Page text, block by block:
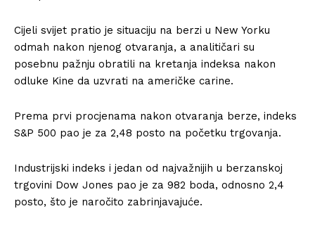
Cijeli svijet pratio je situaciju na berzi u New Yorku
odmah nakon njenog otvaranja, a analitičari su
posebnu pažnju obratili na kretanja indeksa nakon
odluke Kine da uzvrati na američke carine.
Prema prvi procjenama nakon otvaranja berze, indeks
S&P 500 pao je za 2,48 posto na početku trgovanja.
Industrijski indeks i jedan od najvažnijih u berzanskoj
trgovini Dow Jones pao je za 982 boda, odnosno 2,4
posto, što je naročito zabrinjavajuće.